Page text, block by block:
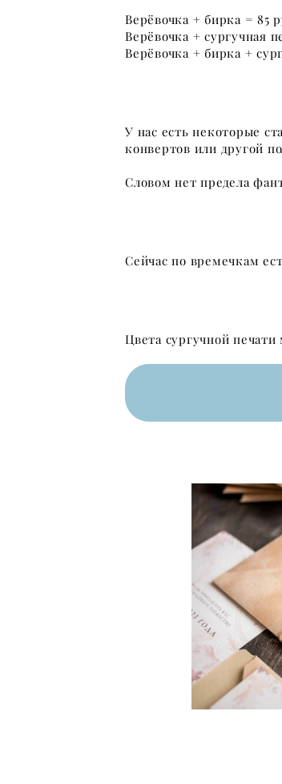
Верёвочка + бирка = 85
Верёвочка + сургучная
Верёвочка + бирка +
У нас есть некоторые
конвертов или другой
Словом нет предела
Сейчас по времечкам
Цвета сургучной